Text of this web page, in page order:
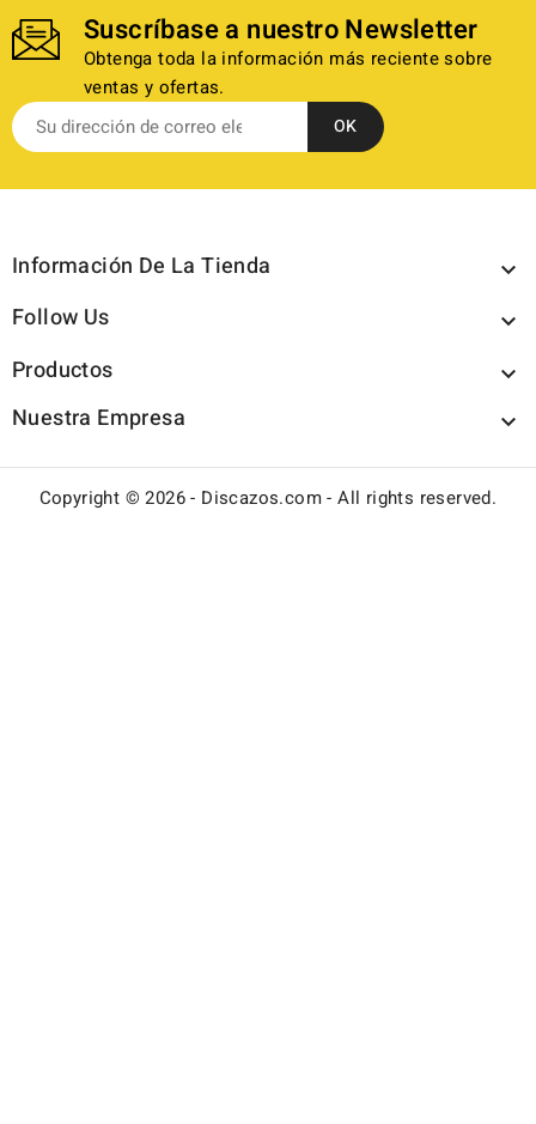
Suscríbase a nuestro Newsletter
Obtenga toda la información más reciente sobre
ventas y ofertas.
Información De La Tienda 
Follow Us 
Productos 
Nuestra Empresa 
Copyright © 2026 - Discazos.com - All rights reserved.